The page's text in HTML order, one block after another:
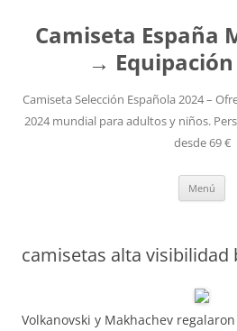
Camiseta España
→ Equipación
Camiseta Selección Española 2024 –
2024 mundial para adultos y niños.
desde 69 €
Menú
camisetas alta visibilidad
Volkanovski y Makhachev